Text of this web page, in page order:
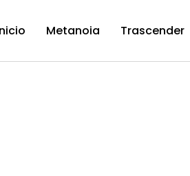
Metanoia Trascender